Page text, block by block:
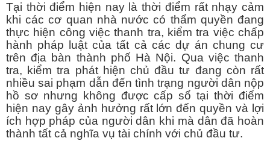
Tại thời điểm hiện nay là thời điểm rất nhạy cảm
khi các cơ quan nhà nước có thẩm quyền đang
thực hiện công việc thanh tra, kiểm tra việc chấp
hành pháp luật của tất cả các dự án chung cư
trên địa bàn thành phố Hà Nội. Qua việc thanh
tra, kiểm tra phát hiện chủ đầu tư đang còn rất
nhiều sai phạm dẫn đến tình trạng người dân nộp
hồ sơ nhưng không được cấp sổ tại thời điểm
hiện nay gây ảnh hưởng rất lớn đến quyền và lợi
ích hợp pháp của người dân khi mà dân đã hoàn
thành tất cả nghĩa vụ tài chính với chủ đầu tư.